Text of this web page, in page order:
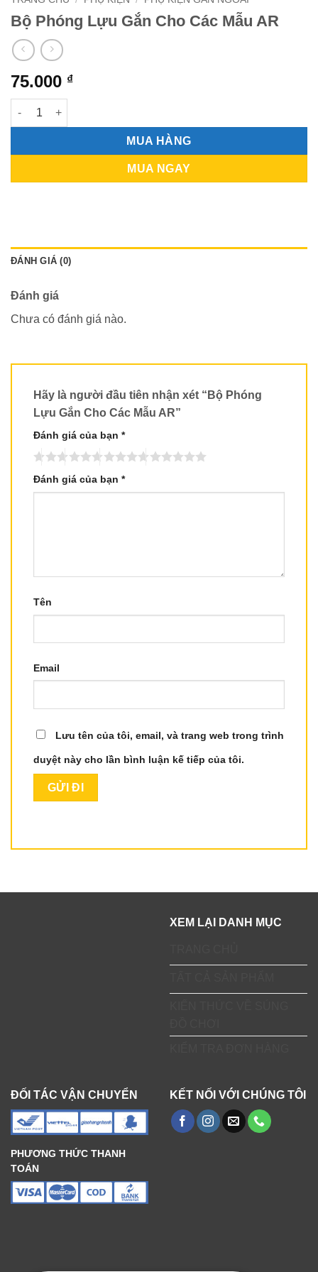
Bộ Phóng Lựu Gắn Cho Các Mẫu AR
75.000 ₫
Bộ Phóng Lựu Gắn Cho Các Mẫu AR số lượng
MUA HÀNG
MUA NGAY
ĐÁNH GIÁ (0)
Đánh giá
Chưa có đánh giá nào.
Hãy là người đầu tiên nhận xét “Bộ Phóng
Lựu Gắn Cho Các Mẫu AR”
Đánh giá của bạn *
Đánh giá của bạn *
Tên
Email
Lưu tên của tôi, email, và trang web trong trình
duyệt này cho lần bình luận kế tiếp của tôi.
XEM LẠI DANH MỤC
ĐỐI TÁC VẬN CHUYỂN
PHƯƠNG THỨC THANH
TOÁN
KẾT NỐI VỚI CHÚNG TÔI